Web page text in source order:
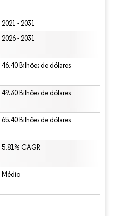
2021 - 2031
2026 - 2031
46.40 Bilhões de dólares
49.30 Bilhões de dólares
65.40 Bilhões de dólares
5.81% CAGR
Médio
requer atribuição conforme CC BY 4.0.